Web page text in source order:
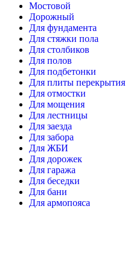
Мостовой
Дорожный
Для фундамента
Для стяжки пола
Для столбиков
Для полов
Для подбетонки
Для плиты перекрытия
Для отмостки
Для мощения
Для лестницы
Для заезда
Для забора
Для ЖБИ
Для дорожек
Для гаража
Для беседки
Для бани
Для армопояса